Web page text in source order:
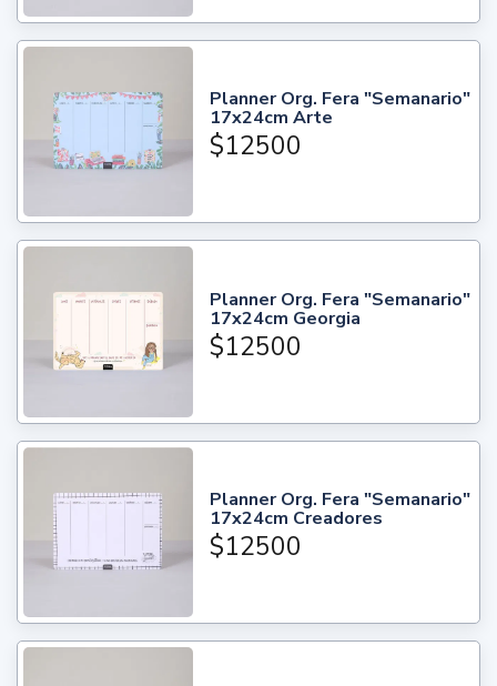
Planner Org. Fera "Semanario"
17x24cm Arte
$12500
Planner Org. Fera "Semanario"
17x24cm Georgia
$12500
Planner Org. Fera "Semanario"
17x24cm Creadores
$12500